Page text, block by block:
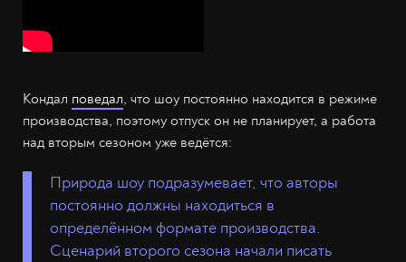
Кондал поведал, что шоу постоянно находится в режиме
производства, поэтому отпуск он не планирует, а работа
над вторым сезоном уже ведётся:
Природа шоу подразумевает, что авторы
постоянно должны находиться в
определённом формате производства.
Сценарий второго сезона начали писать